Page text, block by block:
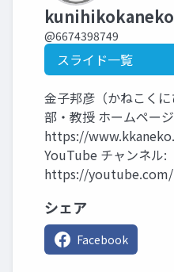
kunihikokaneko
@6674398749
スライド一覧
金子邦彦（かねこく
部・教授 ホームペー
https://
YouTube チャンネル:
https://
シェア
Facebook